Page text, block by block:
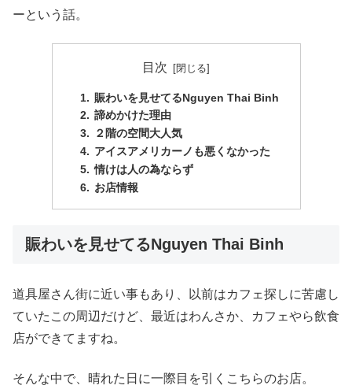
ーという話。
目次
賑わいを見せてるNguyen Thai Binh
諦めかけた理由
２階の空間大人気
アイスアメリカーノも悪くなかった
情けは人の為ならず
お店情報
賑わいを見せてるNguyen Thai Binh
道具屋さん街に近い事もあり、以前はカフェ探しに苦慮し
ていたこの周辺だけど、最近はわんさか、カフェやら飲食
店ができてますね。
そんな中で、晴れた日に一際目を引くこちらのお店。